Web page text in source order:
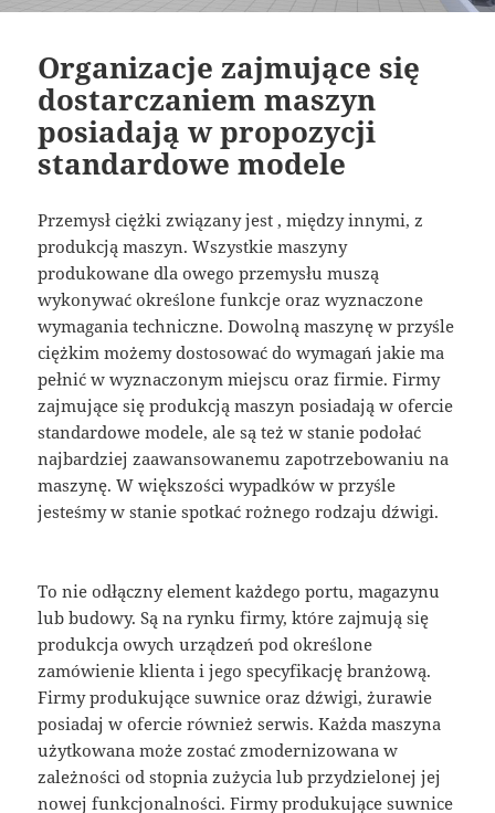
Organizacje zajmujące się
dostarczaniem maszyn
posiadają w propozycji
standardowe modele
Przemysł ciężki związany jest , między innymi, z
produkcją maszyn. Wszystkie maszyny
produkowane dla owego przemysłu muszą
wykonywać określone funkcje oraz wyznaczone
wymagania techniczne. Dowolną maszynę w przyśle
ciężkim możemy dostosować do wymagań jakie ma
pełnić w wyznaczonym miejscu oraz firmie. Firmy
zajmujące się produkcją maszyn posiadają w ofercie
standardowe modele, ale są też w stanie podołać
najbardziej zaawansowanemu zapotrzebowaniu na
maszynę. W większości wypadków w przyśle
jesteśmy w stanie spotkać rożnego rodzaju dźwigi.
To nie odłączny element każdego portu, magazynu
lub budowy. Są na rynku firmy, które zajmują się
produkcja owych urządzeń pod określone
zamówienie klienta i jego specyfikację branżową.
Firmy produkujące suwnice oraz dźwigi, żurawie
posiadaj w ofercie również serwis. Każda maszyna
użytkowana może zostać zmodernizowana w
zależności od stopnia zużycia lub przydzielonej jej
nowej funkcjonalności. Firmy produkujące suwnice